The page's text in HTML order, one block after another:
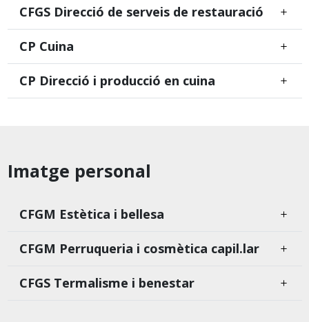
CFGS Direcció de serveis de restauració
CP Cuina
CP Direcció i producció en cuina
Imatge personal
CFGM Estètica i bellesa
CFGM Perruqueria i cosmètica capil.lar
CFGS Termalisme i benestar